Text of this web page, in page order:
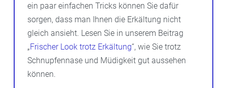
ein paar einfachen Tricks können Sie dafür
sorgen, dass man Ihnen die Erkältung nicht
gleich ansieht. Lesen Sie in unserem Beitrag
„Frischer Look trotz Erkältung“, wie Sie trotz
Schnupfennase und Müdigkeit gut aussehen
können.